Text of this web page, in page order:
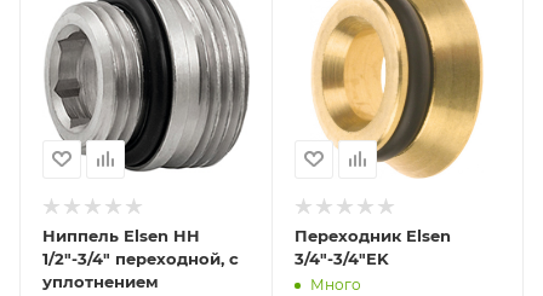
Ниппель Elsen HH
1/2"-3/4" переходной, с
уплотнением
Переходник Elsen
3/4"-3/4"EK
Много